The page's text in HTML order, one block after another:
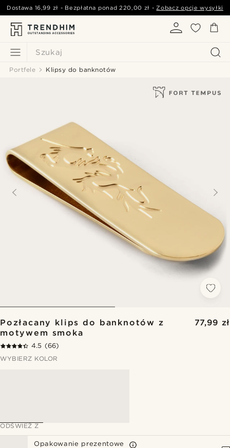
Szukaj
Dostawa 16,99 zł - Bezpłatna ponad220,00 zł -Zobacz opcje wysyłki
Portfele Klipsy do banknotów
Pozłacany klips do banknotów z
motywem smoka
77,99 zł
4.5 (66)
WYBIERZ KOLOR
ODŚWIEŻ Z
Opakowanie prezentowe